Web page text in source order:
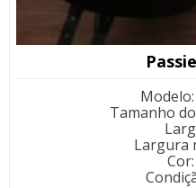
Modelo:
Tamanho
Largura
Cor: